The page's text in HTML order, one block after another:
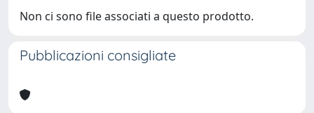
Non ci sono file associati a questo prodotto.
Pubblicazioni consigliate